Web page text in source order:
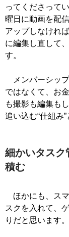
ってくださって
曜日に動画を配
アップしなけれ
に編集し直して
す。
メンバーシッ
ではなくて、お
も撮影も編集も
追い込む“仕組み
細かいタスク
積む
ほかにも、ス
スクを入れて、
りだと思います。